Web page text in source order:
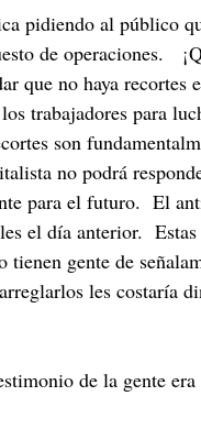
pidiendo al público
de operaciones.
que no haya
trabajadores para
son
no podrá
para el futuro. El
el día anterior.
tienen gente de
les costaría
de la gente